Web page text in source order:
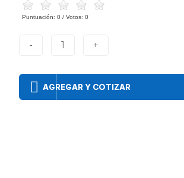
Puntuación: 0 / Votos: 0
- 1 +
AGREGAR Y COTIZAR